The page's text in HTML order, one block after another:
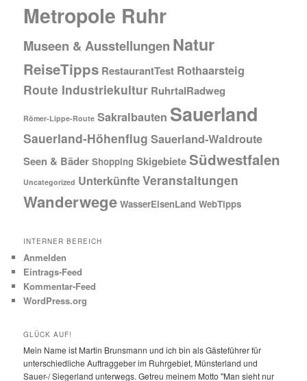
Metropole Ruhr
Museen & Ausstellungen Natur
ReiseTipps RestaurantTest Rothaarsteig
Route Industriekultur RuhrtalRadweg
Römer-Lippe-Route Sakralbauten Sauerland
Sauerland-Höhenflug Sauerland-Waldroute
Seen & Bäder Shopping SkigebieteSüdwestfalen
Uncategorized UnterkünfteVeranstaltungen
Wanderwege WasserEisenLand WebTipps
INTERNER BEREICH
Anmelden
Eintrags-Feed
Kommentar-Feed
WordPress.org
GLÜCK AUF!
Mein Name ist Martin Brunsmann und ich bin als Gästeführer für
unterschiedliche Auftraggeber im Ruhrgebiet, Münsterland und
Sauer-/ Siegerland unterwegs. Getreu meinem Motto "Man sieht nur